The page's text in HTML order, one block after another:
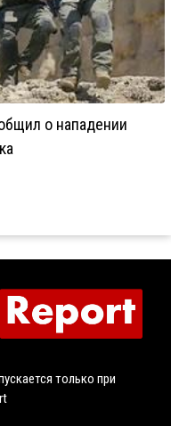
о нападении
только при